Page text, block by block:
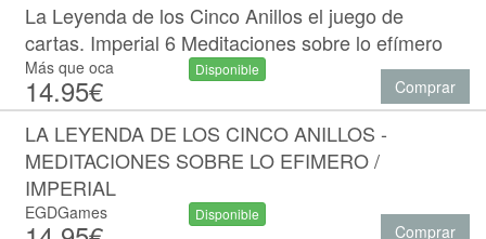
La Leyenda de los Cinco Anillos el juego de
cartas. Imperial 6 Meditaciones sobre lo efímero
Más que oca
14.95€
Disponible
Comprar
LA LEYENDA DE LOS CINCO ANILLOS -
MEDITACIONES SOBRE LO EFIMERO /
IMPERIAL
EGDGames Disponible
Comprar